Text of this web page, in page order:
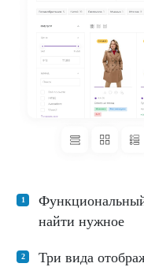
найти нужное
Три вида